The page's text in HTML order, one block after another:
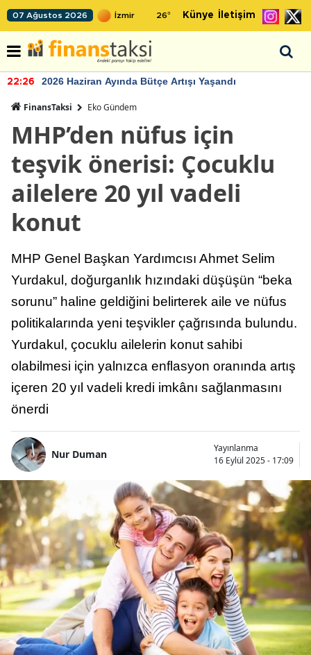
07 Ağustos 2026 26° Künye İletişim
22:26 2026 Haziran Ayında Bütçe Artışı Yaşandı
FinansTaksi Eko Gündem
MHP’den nüfus için
teşvik önerisi: Çocuklu
ailelere 20 yıl vadeli
konut
MHP Genel Başkan Yardımcısı Ahmet Selim
Yurdakul, doğurganlık hızındaki düşüşün “beka
sorunu” haline geldiğini belirterek aile ve nüfus
politikalarında yeni teşvikler çağrısında bulundu.
Yurdakul, çocuklu ailelerin konut sahibi
olabilmesi için yalnızca enflasyon oranında artış
içeren 20 yıl vadeli kredi imkânı sağlanmasını
önerdi
Nur Duman
Yayınlanma
16 Eylül 2025 - 17:09